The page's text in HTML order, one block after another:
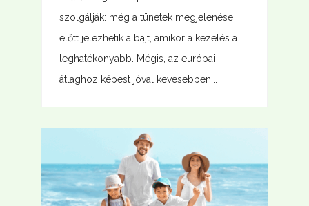
szolgálják: még a tünetek megjelenése
előtt jelezhetik a bajt, amikor a kezelés a
leghatékonyabb. Mégis, az európai
átlaghoz képest jóval kevesebben...